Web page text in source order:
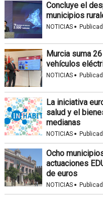
Concluye el
municipios
NOTICIAS ·
Murcia suma
vehículos
NOTICIAS ·
La iniciativa
salud y el
medianas
NOTICIAS ·
Ocho
actuaciones
de euros
NOTICIAS ·